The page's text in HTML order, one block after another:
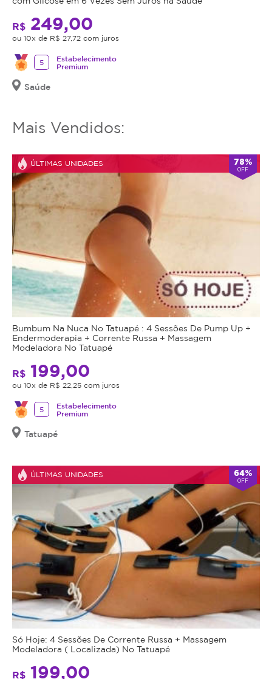
viço
ou
luminosidade
leves
tom
irregular
dilatados
e
textura
desigual
Primeiros
envelhecimento
Necessidade
de
hidratação
profunda
e
revitalização
Benefícios
do
tratamento:
Efeito
e
natural
mais
uniforme,
hidratada
e
rejuvenescida
Melhora
da
textura
e
firmeza
Estímulo
à
R$ 249,00
ou 10x de R$ 27,72 com juros
5
Estabelecimento
Premium
Saúde
Mais Vendidos:
ÚLTIMAS UNIDADES 78%
OFF
Bumbum Na Nuca No Tatuapé : 4 Sessões De Pump Up +
Endermoderapia + Corrente Russa + Massagem
Modeladora No Tatuapé
R$ 199,00
ou 10x de R$ 22,25 com juros
5
Estabelecimento
Premium
Tatuapé
ÚLTIMAS UNIDADES 64%
OFF
Só Hoje: 4 Sessões De Corrente Russa + Massagem
Modeladora ( Localizada) No Tatuapé
R$ 199,00